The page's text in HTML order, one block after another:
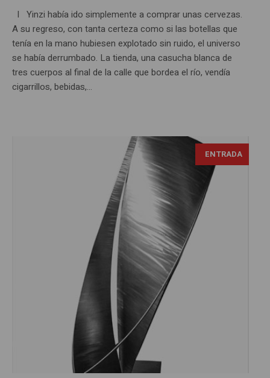
I Yinzi había ido simplemente a comprar unas cervezas.
A su regreso, con tanta certeza como si las botellas que
tenía en la mano hubiesen explotado sin ruido, el universo
se había derrumbado. La tienda, una casucha blanca de
tres cuerpos al final de la calle que bordea el río, vendía
cigarrillos, bebidas,...
ENTRADA